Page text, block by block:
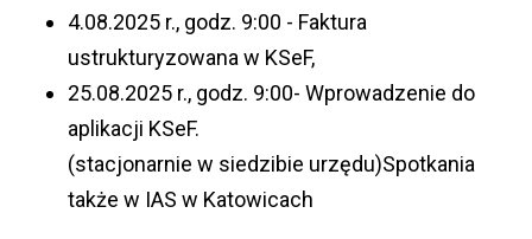
4.08.2025 r., godz. 9:00 - Faktura
ustrukturyzowana w KSeF,
25.08.2025 r., godz. 9:00- Wprowadzenie do
aplikacji KSeF.
(stacjonarnie w siedzibie urzędu)Spotkania
także w IAS w Katowicach